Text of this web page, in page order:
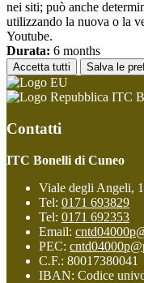
nei siti; può anche
utilizzando la nuova o la
Youtube.
Durata: 6 months
Accetta tutti Salva le
ITC
Contatti
ITC Bonelli di Cuneo
Viale degli Angeli,
Tel: 0171 693829
Tel: 0171 692353
Email:
PEC:
C.F.: 80017380041
IBAN: Codice